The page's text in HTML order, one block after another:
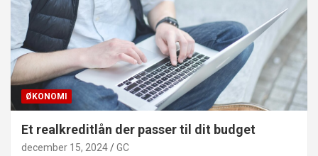
ØKONOMI
Et realkreditlån der passer til dit budget
december 15, 2024 GC